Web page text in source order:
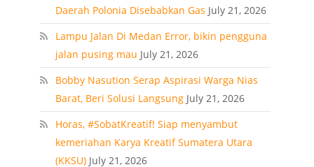
Daerah Polonia Disebabkan Gas July 21, 2026
Lampu Jalan Di Medan Error, bikin pengguna
jalan pusing mau July 21, 2026
Bobby Nasution Serap Aspirasi Warga Nias
Barat, Beri Solusi Langsung July 21, 2026
Horas, #SobatKreatif! Siap menyambut
kemeriahan Karya Kreatif Sumatera Utara
(KKSU) July 21, 2026